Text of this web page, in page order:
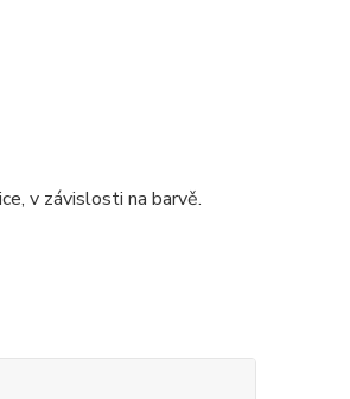
v závislosti na barvě.